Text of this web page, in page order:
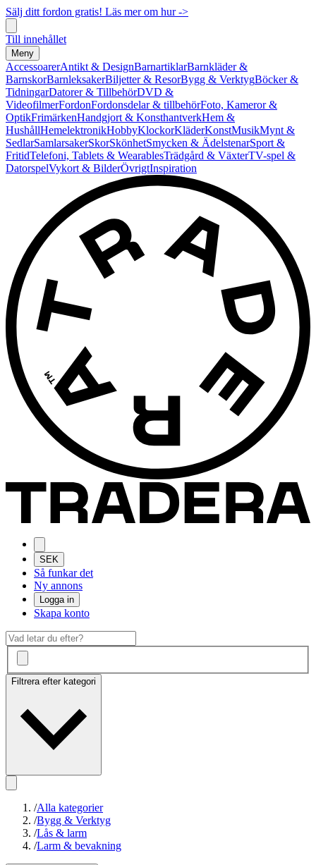
Sälj ditt fordon gratis! Läs mer om hur ->
Till innehållet
Meny
AccessoarerAntikt & DesignBarnartiklarBarnkläder &
BarnskorBarnleksakerBiljetter & ResorBygg & VerktygBöcker &
TidningarDatorer & TillbehörDVD &
VideofilmerFordonFordonsdelar & tillbehörFoto, Kameror &
OptikFrimärkenHandgjort & KonsthantverkHem &
HushållHemelektronikHobbyKlockorKläderKonstMusikMynt &
SedlarSamlarsakerSkorSkönhetSmycken & ÄdelstenarSport &
FritidTelefoni, Tablets & WearablesTrädgård & VäxterTV-spel &
DatorspelVykort & BilderÖvrigtInspiration
SEK
Så funkar det
Ny annons
Logga in
Skapa konto
Filtrera efter kategori
/Alla kategorier
/Bygg & Verktyg
/Lås & larm
/Larm & bevakning